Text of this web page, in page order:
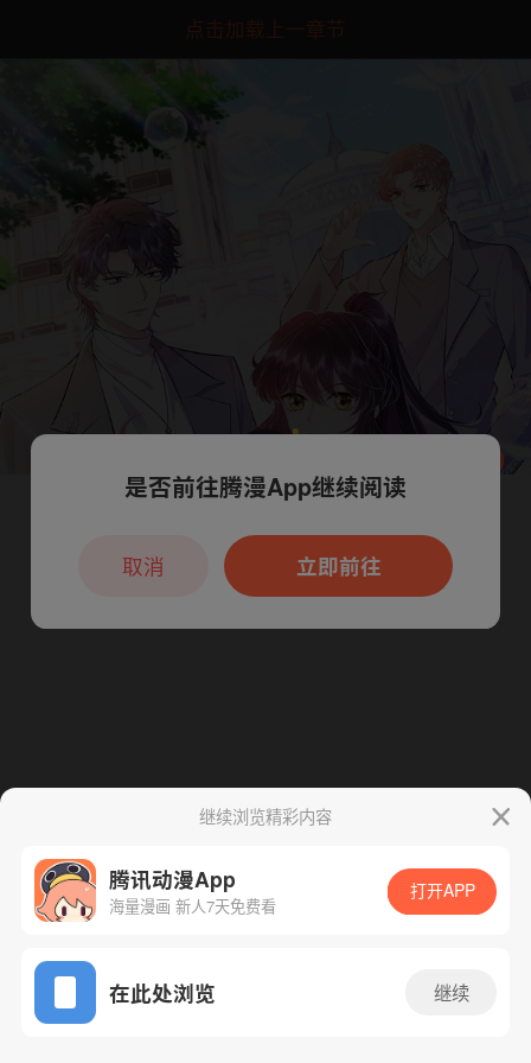
点击加载上一章节
App免费看
腾漫App免费看
继续浏览精彩内容
腾讯动漫App
海量漫画 新人7天免费看
打开APP
在此处浏览 继续
本章节仅支持App阅读，可打开App新用
户7天免费看
是否前往腾漫App继续阅读
立即前往
取消